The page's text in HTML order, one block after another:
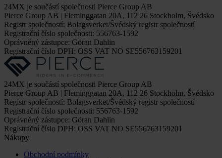
24MX je součástí společnosti Pierce Group AB
Pierce Group AB | Fleminggatan 20A, 112 26 Stockholm, Švédsko
Registr společností: Bolagsverket/Švédský registr společností
Registrační číslo společnosti: 556763-1592
Oprávněný zástupce: Göran Dahlin
Registrační číslo DPH: OSS VAT NO SE556763159201
24MX je součástí společnosti Pierce Group AB
Pierce Group AB | Fleminggatan 20A, 112 26 Stockholm, Švédsko
Registr společností: Bolagsverket/Švédský registr společností
Registrační číslo společnosti: 556763-1592
Oprávněný zástupce: Göran Dahlin
Registrační číslo DPH: OSS VAT NO SE556763159201
Nákupy
Obchodní podmínky